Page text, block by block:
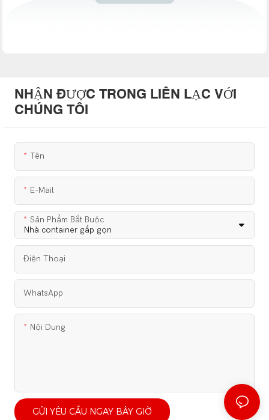
NHẬN ĐƯỢC TRONG LIÊN LẠC VỚI
CHÚNG TÔI
Tên
E-Mail
Sản Phẩm Bắt Buộc
Điện Thoại
WhatsApp
Nội Dung
GỬI YÊU CẦU NGAY BÂY GIỜ